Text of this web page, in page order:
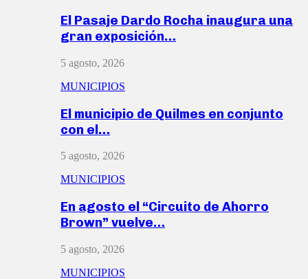
El Pasaje Dardo Rocha inaugura una
gran exposición…
5 agosto, 2026
MUNICIPIOS
El municipio de Quilmes en conjunto
con el…
5 agosto, 2026
MUNICIPIOS
En agosto el “Circuito de Ahorro
Brown” vuelve…
5 agosto, 2026
MUNICIPIOS